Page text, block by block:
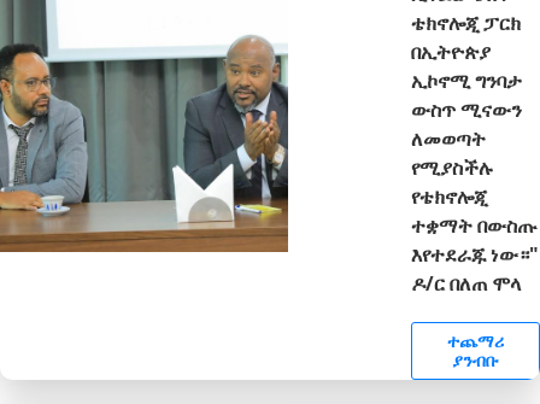
ቴክኖሎጂ ፓርክ
በኢትዮጵያ
ኢኮኖሚ ግንባታ
ውስጥ ሚናውን
ለመወጣት
የሚያስችሉ
የቴክኖሎጂ
ተቋማት በውስጡ
እየተደራጁ ነው።"
ዶ/ር በለጠ ሞላ
ተጨማሪ
ያንብቡ